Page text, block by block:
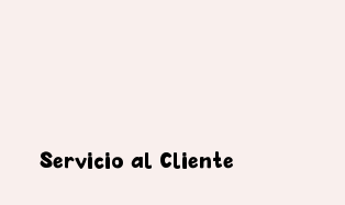
Servicio al Cliente